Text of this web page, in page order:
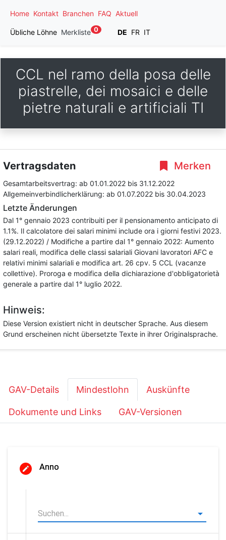
Home Kontakt Branchen FAQ Aktuell
Übliche Löhne Merkliste 0 DE FR IT
CCL nel ramo della posa delle
piastrelle, dei mosaici e delle
pietre naturali e artificiali TI
Merken
Vertragsdaten
Gesamtarbeitsvertrag: ab 01.01.2022 bis 31.12.2022
Allgemeinverbindlicherklärung: ab 01.07.2022 bis 30.04.2023
Letzte Änderungen
Dal 1° gennaio 2023 contribuiti per il pensionamento anticipato di
1.1%. Il calcolatore dei salari minimi include ora i giorni festivi 2023.
(29.12.2022) / Modifiche a partire dal 1° gennaio 2022: Aumento
salari reali, modifica delle classi salariali Giovani lavoratori AFC e
relativi minimi salariali e modifica art. 26 cpv. 5 CCL (vacanze
collettive). Proroga e modifica della dichiarazione d'obbligatorietà
generale a partire dal 1° luglio 2022.
Hinweis:
Diese Version existiert nicht in deutscher Sprache. Aus diesem
Grund erscheinen nicht übersetzte Texte in ihrer Originalsprache.
GAV-Details Mindestlohn Auskünfte
Dokumente und Links GAV-Versionen
Anno